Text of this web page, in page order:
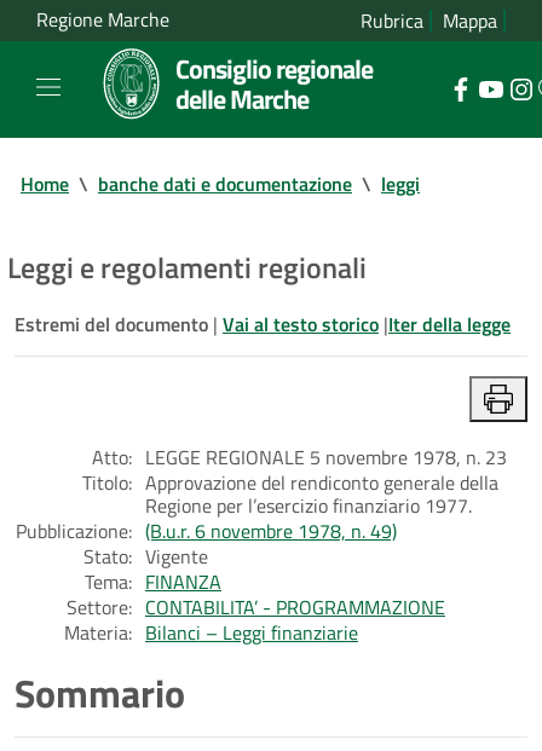
Regione Marche Rubrica Mappa
Consiglio regionale
delle Marche
Home \ banche dati e documentazione \ leggi
Leggi e regolamenti regionali
Estremi del documento | Vai al testo storico |Iter della legge
Atto: LEGGE REGIONALE 5 novembre 1978, n. 23
Titolo: Approvazione del rendiconto generale della
Regione per l’esercizio finanziario 1977.
Pubblicazione: (B.u.r. 6 novembre 1978, n. 49)
Stato: Vigente
Tema: FINANZA
Settore: CONTABILITA’ - PROGRAMMAZIONE
Materia: Bilanci – Leggi finanziarie
Sommario